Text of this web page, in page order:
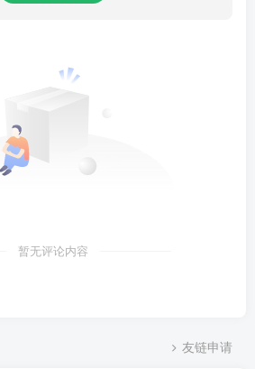
暂无评论内容
友链申请